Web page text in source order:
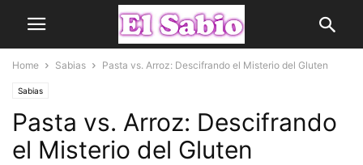
Home Sabias Pasta vs. Arroz: Descifrando el Misterio del Gluten
Sabias
Pasta vs. Arroz: Descifrando
el Misterio del Gluten